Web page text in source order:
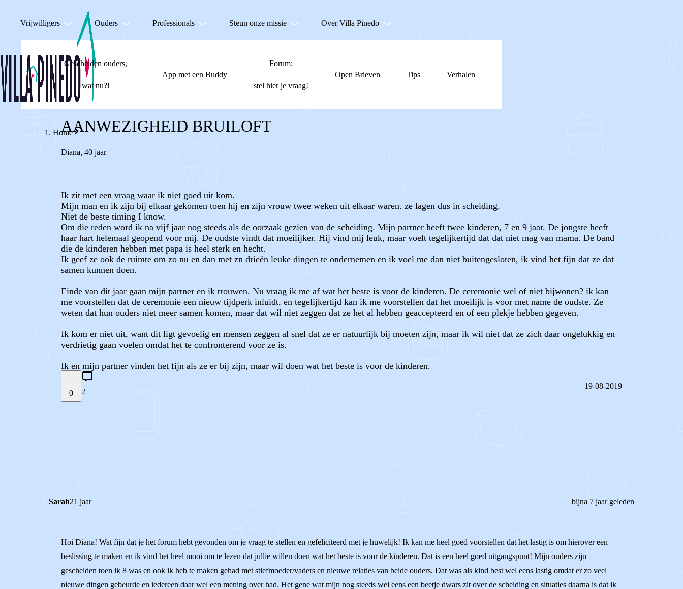
Vrijwilligers Ouders Professionals Steun onze missie Over Villa Pinedo
Gescheiden ouders,
wat nu?!
App met een Buddy
Forum:
stel hier je vraag!
Open Brieven Tips Verhalen
HomeAANWEZIGHEID BRUILOFT
Diana, 40 jaar
Ik zit met een vraag waar ik niet goed uit kom.
Mijn man en ik zijn bij elkaar gekomen toen hij en zijn vrouw twee weken uit elkaar waren. ze lagen dus in scheiding.
Niet de beste timing I know.
Om die reden word ik na vijf jaar nog steeds als de oorzaak gezien van de scheiding. Mijn partner heeft twee kinderen, 7 en 9 jaar. De jongste heeft
haar hart helemaal geopend voor mij. De oudste vindt dat moeilijker. Hij vind mij leuk, maar voelt tegelijkertijd dat dat niet mag van mama. De band
die de kinderen hebben met papa is heel sterk en hecht.
Ik geef ze ook de ruimte om zo nu en dan met zn drieën leuke dingen te ondernemen en ik voel me dan niet buitengesloten, ik vind het fijn dat ze dat
samen kunnen doen.
Einde van dit jaar gaan mijn partner en ik trouwen. Nu vraag ik me af wat het beste is voor de kinderen. De ceremonie wel of niet bijwonen? ik kan
me voorstellen dat de ceremonie een nieuw tijdperk inluidt, en tegelijkertijd kan ik me voorstellen dat het moeilijk is voor met name de oudste. Ze
weten dat hun ouders niet meer samen komen, maar dat wil niet zeggen dat ze het al hebben geaccepteerd en of een plekje hebben gegeven.
Ik kom er niet uit, want dit ligt gevoelig en mensen zeggen al snel dat ze er natuurlijk bij moeten zijn, maar ik wil niet dat ze zich daar ongelukkig en
verdrietig gaan voelen omdat het te confronterend voor ze is.
Ik en mijn partner vinden het fijn als ze er bij zijn, maar wil doen wat het beste is voor de kinderen.
0 2
19-08-2019
Sarah21 jaar bijna 7 jaar geleden
Hoi Diana! Wat fijn dat je het forum hebt gevonden om je vraag te stellen en gefeliciteerd met je huwelijk! Ik kan me heel goed voorstellen dat het lastig is om hierover een
beslissing te maken en ik vind het heel mooi om te lezen dat jullie willen doen wat het beste is voor de kinderen. Dat is een heel goed uitgangspunt! Mijn ouders zijn
gescheiden toen ik 8 was en ook ik heb te maken gehad met stiefmoeder/vaders en nieuwe relaties van beide ouders. Dat was als kind best wel eens lastig omdat er zo veel
nieuwe dingen gebeurde en iedereen daar wel een mening over had. Het gene wat mijn nog steeds wel eens een beetje dwars zit over de scheiding en situaties daarna is dat ik